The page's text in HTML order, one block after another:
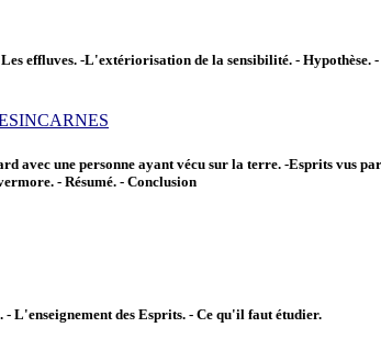
effluves. -L'extériorisation de la sensibilité. -
une personne ayant vécu sur la terre. -Esprits vus
- Résumé. - Conclusion
L'enseignement des Esprits. - Ce qu'il faut étudier.